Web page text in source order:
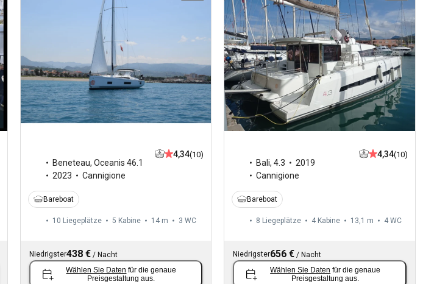
Beneteau, Oceanis 46.1
2023
Cannigione
4,34(10)
Bareboat
10 Liegeplätze 5 Kabine 14 m 3 WC
Niedrigster438 €/ Nacht
Wählen Sie Daten für die genaue
Preisgestaltung aus.
Bali,4.3
2019
Cannigione
4,34(10)
Bareboat
8 Liegeplätze 4 Kabine 13,1 m 4 WC
Niedrigster656 € / Nacht
Wählen Sie Daten für die genaue
Preisgestaltung aus.